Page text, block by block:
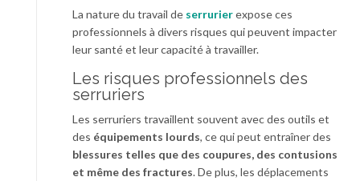
La nature du travail de serrurierexpose ces
professionnels à divers risques qui peuvent impacter
leur santé et leur capacité à travailler.
Les risques professionnels des
serruriers
Les serruriers travaillent souvent avec des outils et
des équipements lourds, ce qui peut entraîner des
blessures telles que des coupures, des contusions
et même des fractures. De plus, les déplacements